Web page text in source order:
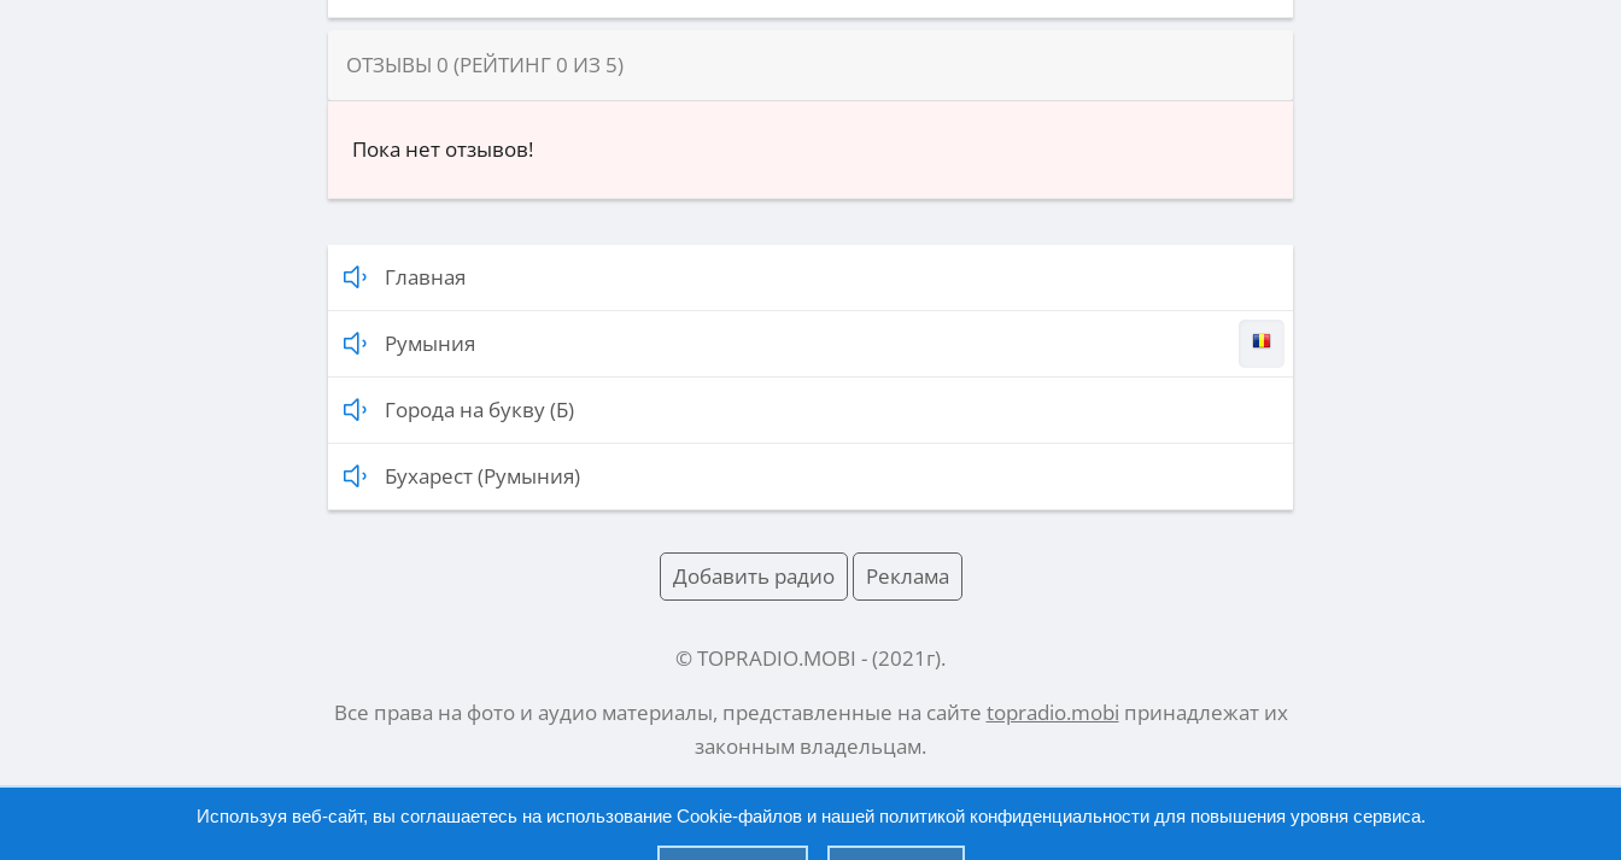
ОТЗЫВЫ 0 (РЕЙТИНГ 0 ИЗ 5)
Пока нет отзывов!
Главная
Румыния
Города на букву (Б)
Бухарест (Румыния)
Добавить радио Реклама
© TOPRADIO.MOBI - (2021 г).
Все права на фото и аудио материалы, представленные на сайте topradio.mobi принадлежат их
законным владельцам.
Используя веб-сайт, вы соглашаетесь на использование Cookie-файлов и нашей политикой конфиденциальностидля повышения уровня сервиса.